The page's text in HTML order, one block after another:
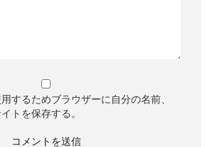
するためブラウザーに自分の名前、
トを保存する。